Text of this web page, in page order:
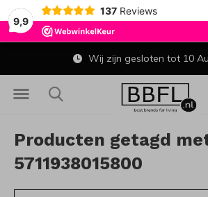
9,9
137 Reviews
Wij zijn gesloten tot 10
Producten getagd
5711938015800